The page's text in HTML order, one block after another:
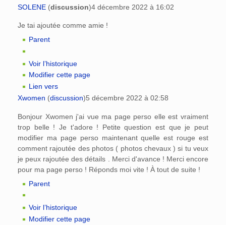
SOLENE (discussion)4 décembre 2022 à 16:02
Je tai ajoutée comme amie !
Parent
Voir l’historique
Modifier cette page
Lien vers
Xwomen (discussion)5 décembre 2022 à 02:58
Bonjour Xwomen j'ai vue ma page perso elle est vraiment
trop belle ! Je t'adore ! Petite question est que je peut
modifier ma page perso maintenant quelle est rouge est
comment rajoutée des photos ( photos chevaux ) si tu veux
je peux rajoutée des détails . Merci d'avance ! Merci encore
pour ma page perso ! Réponds moi vite ! À tout de suite !
Parent
Voir l’historique
Modifier cette page